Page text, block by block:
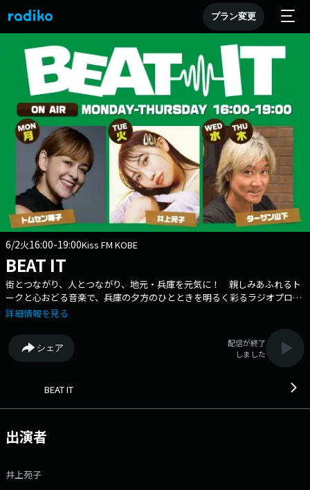
プラン変更
6/2火16:00-19:00Kiss FM KOBE
BEAT IT
街とつながり、人とつながり、地元・兵庫を元気に！ 親しみあふれるト
ークと心おどる音楽で、兵庫の夕方のひとときを明るく彩るラジオプログ
ラム『BEAT IT』。 地域の「今」と「これから」を、リスナーの皆さんと
▽16:00〜 【 オープニングゾーン 】 オープニングゾーン ▽16:58〜
【 朝日新聞NEWS 】 朝日新聞NEWS ▽17:00〜 【 ゴジオシ！ 】 番
組オススメの楽曲を５時頃にお届けするコーナー。 ▽17:39〜 【
TREASURES 】 人生の中で誰もが持っている「心の宝物
きた「大切なもの」たちをエピソードとともに紹介します。
▽17:50〜 【 ナニする道場 】 今日中にしないといけない事を送ってもら
TRAFFIC ▽18:22〜 【 LATEST WEATHER 】 LATEST WEATHER 番
組Webサイト：https://www.kiss-fm.co.jp/beatit/ メッセージフォー
詳細情報を見る
シェア
配信が終了
しました
BEAT IT
出演者
井上苑子